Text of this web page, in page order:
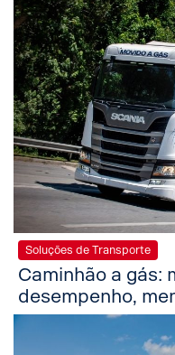
Soluções de Transporte
Caminhão a gás:
desempenho,